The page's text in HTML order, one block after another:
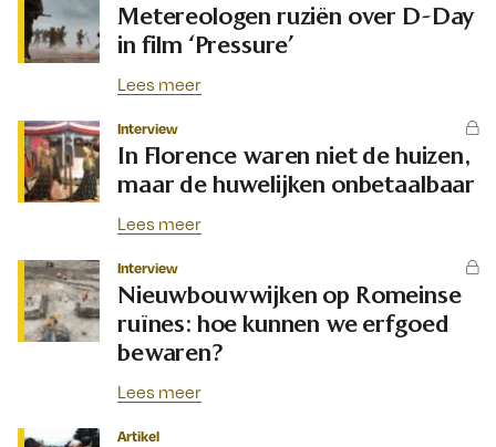
Metereologen ruziën over D-Day
in film ‘Pressure’
Lees meer
Interview
In Florence waren niet de huizen,
maar de huwelijken onbetaalbaar
Lees meer
Interview
Nieuwbouwwijken op Romeinse
ruïnes: hoe kunnen we erfgoed
bewaren?
Lees meer
Artikel